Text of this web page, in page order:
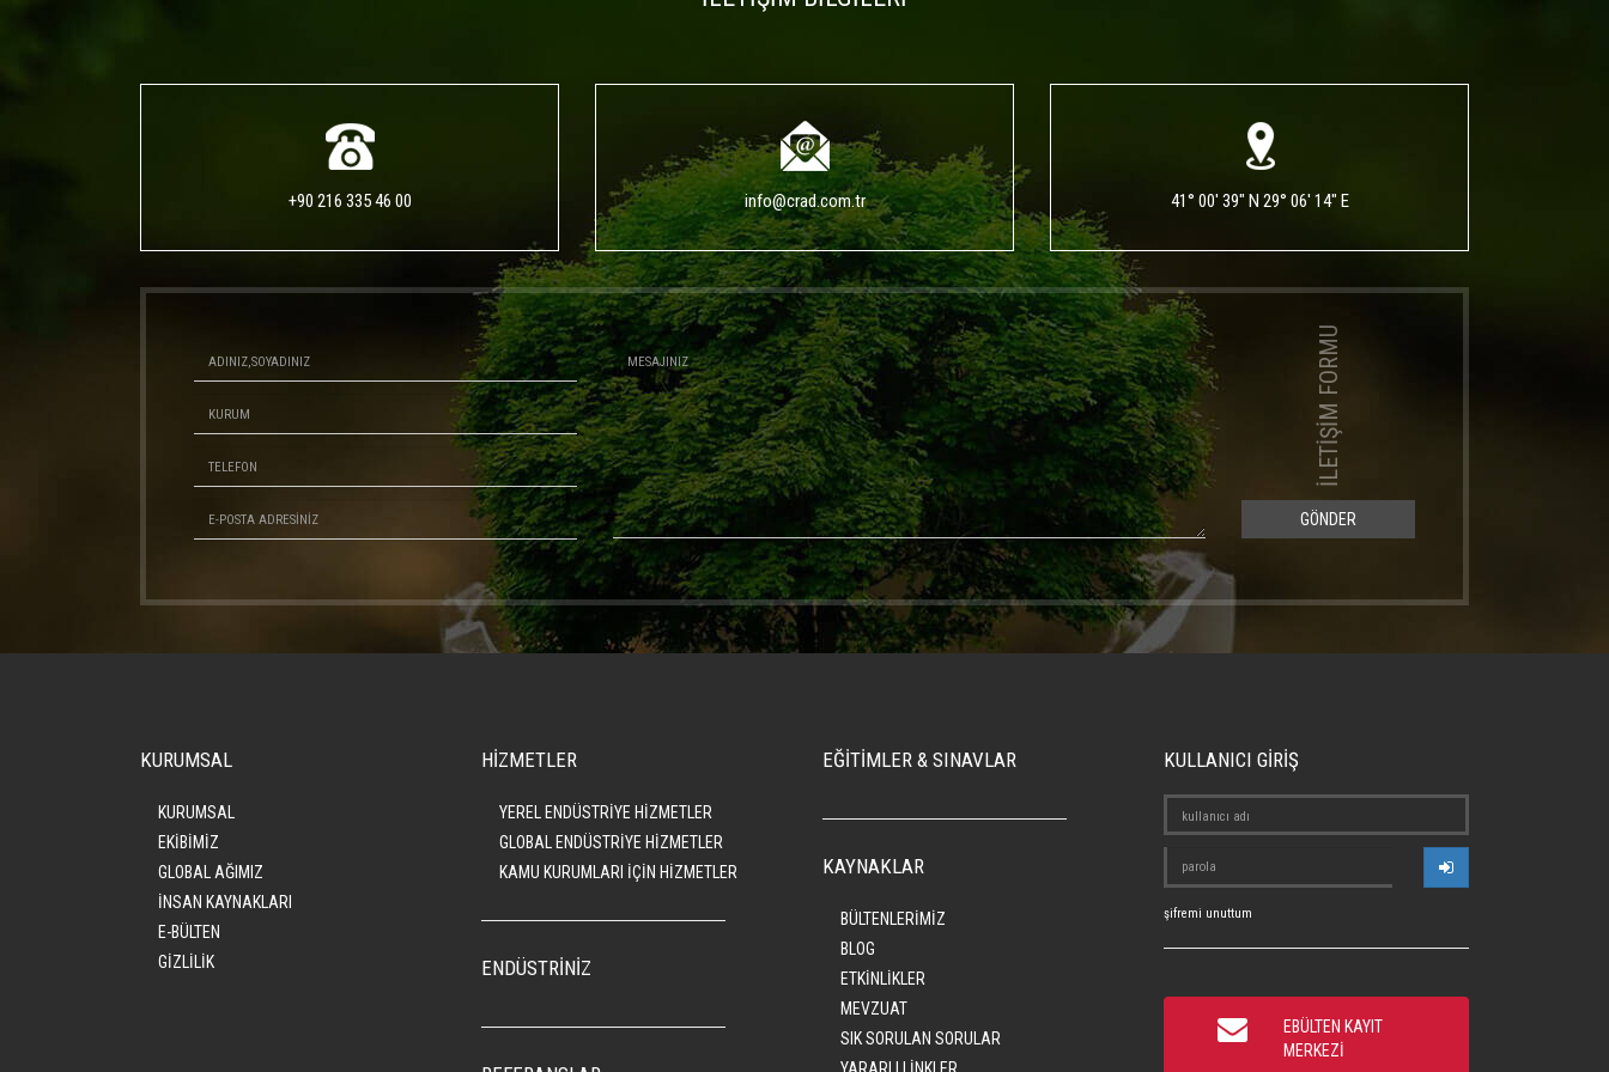
+90 216 335 46 00 info@crad.com.tr 41° 00' 39" N 29° 06' 14" E
İLETİŞİM FORMU
GÖNDER
KURUMSAL
KURUMSAL
EKİBİMİZ
GLOBAL AĞIMIZ
İNSAN KAYNAKLARI
E-BÜLTEN
GİZLİLİK
HİZMETLER
YEREL ENDÜSTRİYE HİZMETLER
GLOBAL ENDÜSTRİYE HİZMETLER
KAMU KURUMLARI İÇİN HİZMETLER
ENDÜSTRİNİZ
EĞİTİMLER & SINAVLAR
KAYNAKLAR
BÜLTENLERİMİZ
BLOG
ETKİNLİKLER
MEVZUAT
SIK SORULAN SORULAR
KULLANICI GİRİŞ
şifremi unuttum
EBÜLTEN KAYIT
MERKEZİ